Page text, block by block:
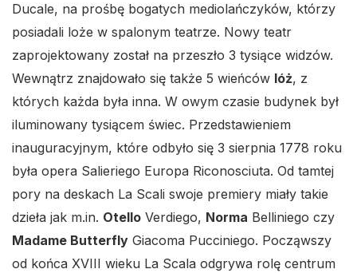
Ducale, na prośbę bogatych mediolańczyków, którzy
posiadali loże w spalonym teatrze. Nowy teatr
zaprojektowany został na przeszło 3 tysiące widzów.
Wewnątrz znajdowało się także 5 wieńców lóż, z
których każda była inna. W owym czasie budynek był
iluminowany tysiącem świec. Przedstawieniem
inauguracyjnym, które odbyło się 3 sierpnia 1778 roku
była opera Salieriego Europa Riconosciuta. Od tamtej
pory na deskach La Scali swoje premiery miały takie
dzieła jak m.in. Otello Verdiego, Norma Belliniego czy
Madame Butterfly Giacoma Pucciniego. Począwszy
od końca XVIII wieku La Scala odgrywa rolę centrum